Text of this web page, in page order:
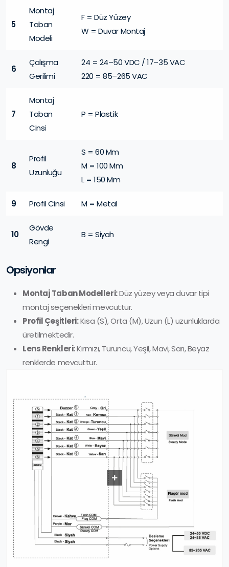
5
Montaj
Taban
Modeli
F = Düz Yüzey
W = Duvar Montaj
6
Çalışma
Gerilimi
24 = 24–50 VDC / 17–35 VAC
220 = 85–265 VAC
7
Montaj
Taban
Cinsi
P = Plastik
8
Profil
Uzunluğu
S = 60 Mm
M = 100 Mm
L = 150 Mm
9 Profil Cinsi M = Metal
10
Gövde
Rengi
B = Siyah
Opsiyonlar
Montaj Taban Modelleri:Düz yüzey veya duvar tipi
montaj seçenekleri mevcuttur.
Profil Çeşitleri:Kısa (S), Orta (M), Uzun (L) uzunluklarda
üretilmektedir.
Lens Renkleri:Kırmızı, Turuncu, Yeşil, Mavi, Sarı, Beyaz
renklerde mevcuttur.